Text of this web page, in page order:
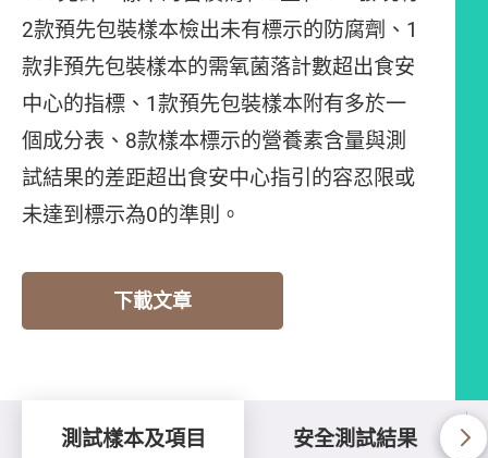
2款預先包裝樣本檢出未有標示的防腐劑、1
款非預先包裝樣本的需氧菌落計數超出食安
中心的指標、1款預先包裝樣本附有多於一
個成分表、8款樣本標示的營養素含量與測
試結果的差距超出食安中心指引的容忍限或
未達到標示為0的準則。
下載文章
測試樣本及項目 安全測試結果